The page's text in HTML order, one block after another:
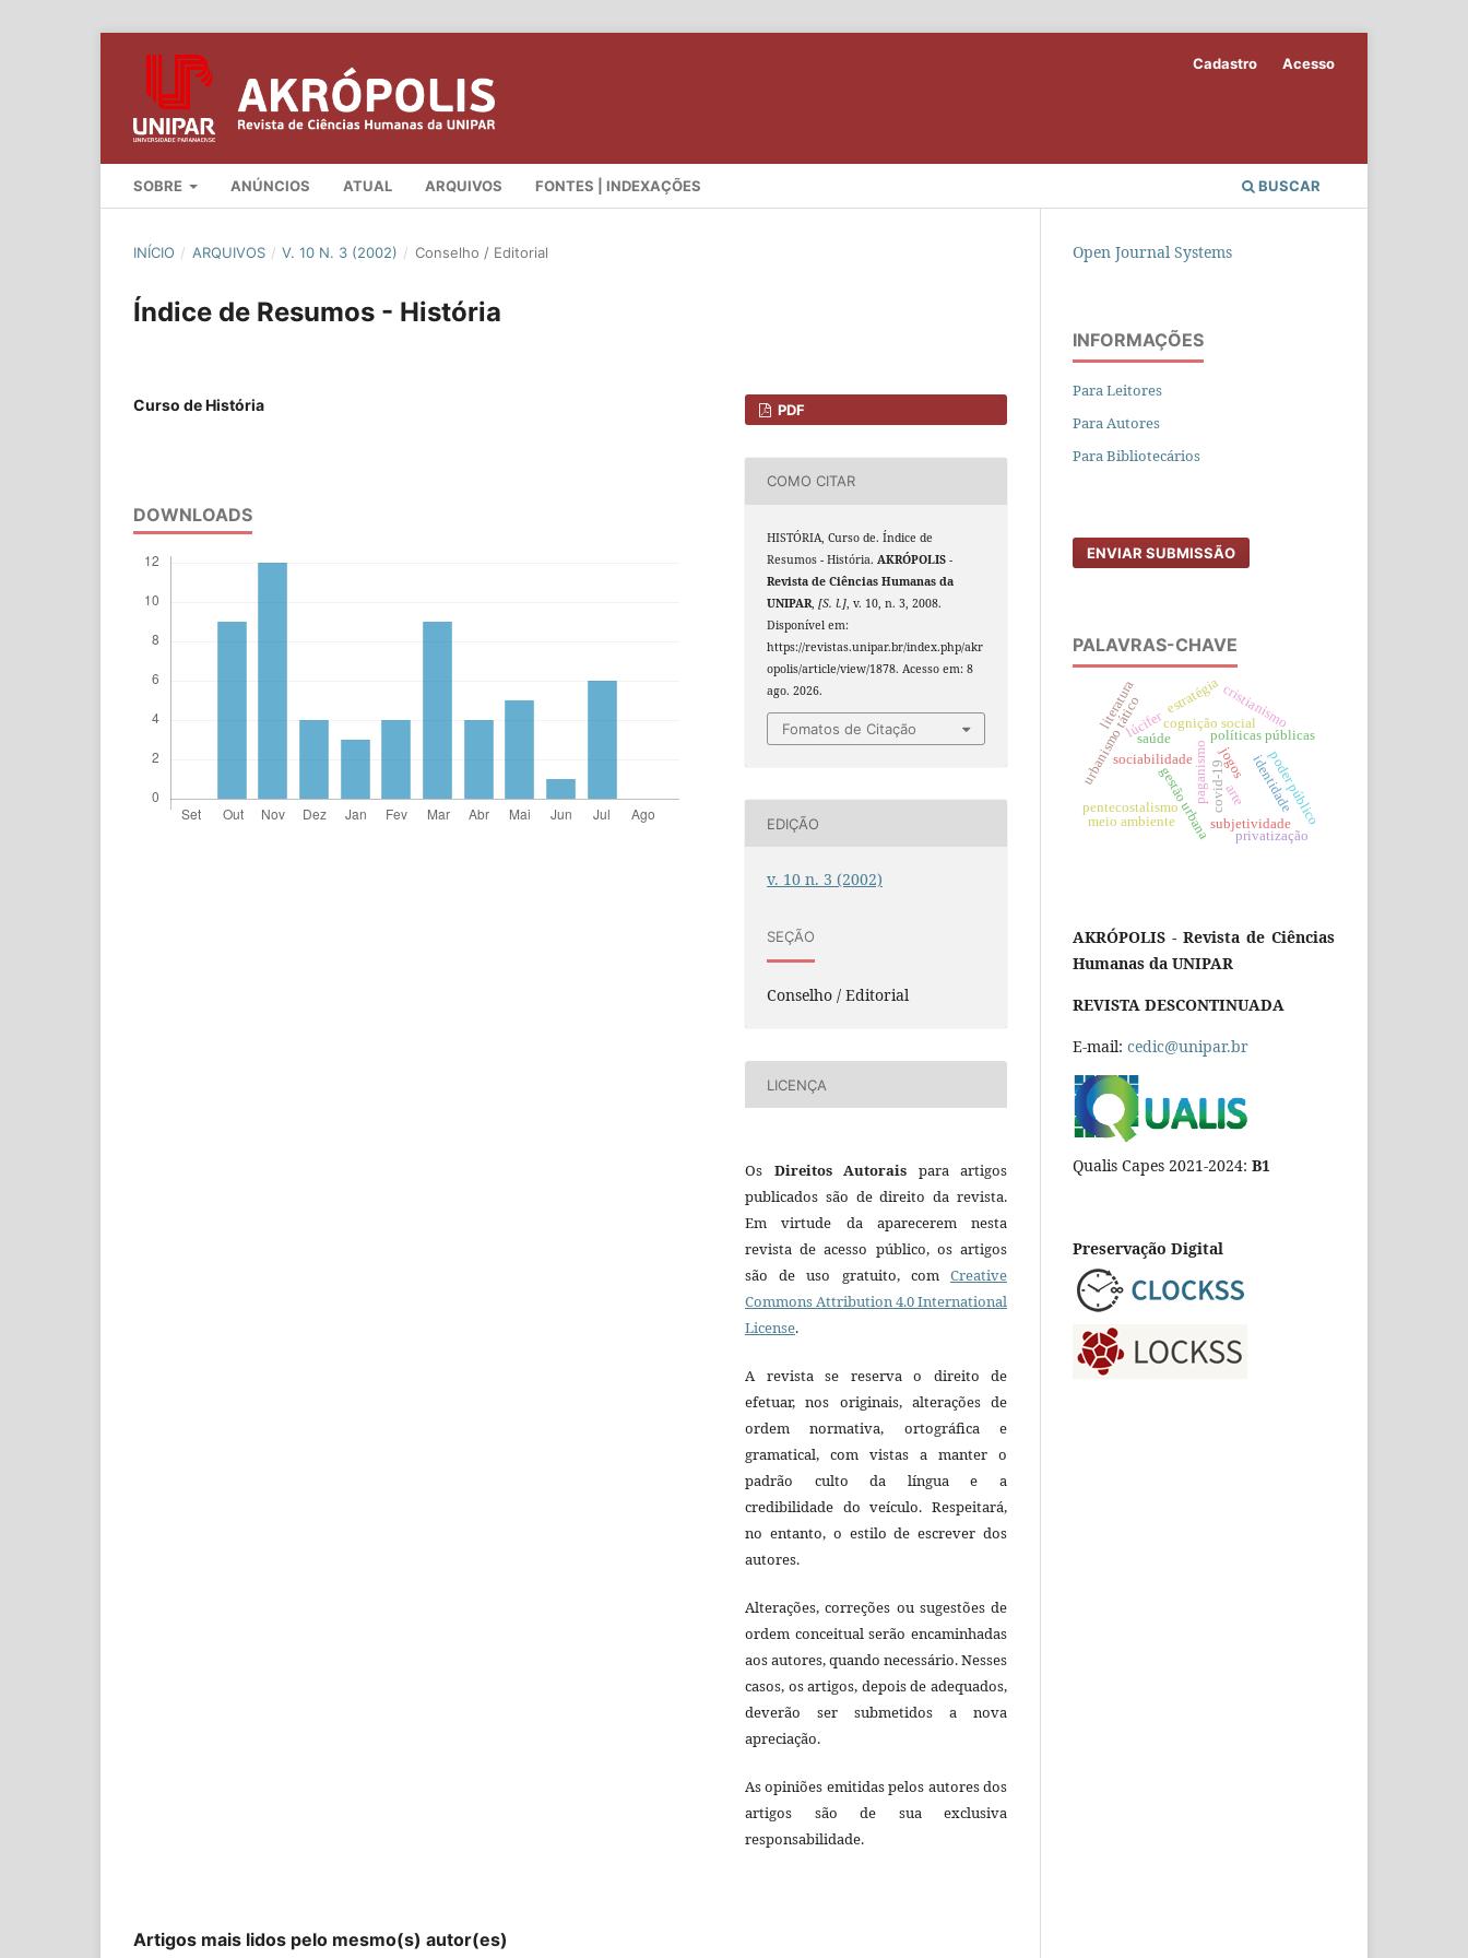
SOBRE ANÚNCIOS ATUAL ARQUIVOS FONTES | INDEXAÇÕES BUSCAR
Cadastro Acesso
INÍCIO / ARQUIVOS / V. 10 N. 3 (2002) / Conselho / Editorial
Índice de Resumos - História
Curso de História
DOWNLOADS
PDF
COMO CITAR
HISTÓRIA, Curso de. Índice de
Resumos - História.AKRÓPOLIS -
Revista de Ciências Humanas da
UNIPAR,[S. l.], v. 10, n. 3, 2008.
Disponível em:
https://revistas.unipar.br/index.php/akr
opolis/article/view/1878. Acesso em: 8
ago. 2026.
Fomatos de Citação
EDIÇÃO
v. 10 n. 3 (2002)
SEÇÃO
Conselho / Editorial
LICENÇA
Os Direitos Autorais para artigos
publicados são de direito da revista.
Em virtude da aparecerem nesta
revista de acesso público, os artigos
são de uso gratuito, com Creative
Commons Attribution 4.0 International
License.
A revista se reserva o direito de
efetuar, nos originais, alterações de
ordem normativa, ortográfica e
gramatical, com vistas a manter o
padrão culto da língua e a
credibilidade do veículo. Respeitará,
no entanto, o estilo de escrever dos
autores.
Alterações, correções ou sugestões de
ordem conceitual serão encaminhadas
aos autores, quando necessário. Nesses
casos, os artigos, depois de adequados,
deverão ser submetidos a nova
apreciação.
As opiniões emitidas pelos autores dos
artigos são de sua exclusiva
responsabilidade.
Artigos mais lidos pelo mesmo(s) autor(es)
Open Journal Systems
INFORMAÇÕES
Para Leitores
Para Autores
Para Bibliotecários
ENVIAR SUBMISSÃO
PALAVRAS-CHAVE
covid-19
sociabilidade
políticas públicas
gestão urbana
urbanismo tático identidade
subjetividade
pentecostalismo
cognição social
poder público
arte
lúcifer cristianismo
paganismo
literatura
saúde
privatização
meio ambiente
jogos
estratégia
AKRÓPOLIS - Revista de Ciências
Humanas da UNIPAR
REVISTA DESCONTINUADA
E-mail: cedic@unipar.br
Qualis Capes 2021-2024: B1
Preservação Digital